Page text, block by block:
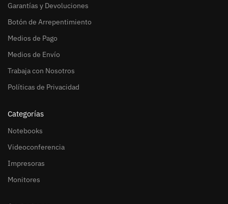
Garantías y Devoluciones
Botón de Arrepentimiento
Medios de Pago
Medios de Envío
Trabaja con Nosotros
Políticas de Privacidad
Categorías
Notebooks
Videoconferencia
Impresoras
Monitores